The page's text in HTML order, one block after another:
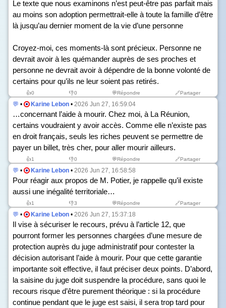
Le texte que nous examinons n’est peut-être pas parfait mais
au moins son adoption permettrait-elle à toute la famille d’être
là jusqu’au dernier moment de la vie d’une personne
Croyez-moi, ces moments-là sont précieux. Personne ne
devrait avoir à les quémander auprès de ses proches et
personne ne devrait avoir à dépendre de la bonne volonté de
certains pour qu’ils ne leur soient pas retirés.
👍0 👎0 💬Répondre 🔗Partager
💬 • Karine Lebon • 2026 Jun 27, 16:59:04
…concernant l’aide à mourir. Chez moi, à La Réunion,
certains voudraient y avoir accès. Comme elle n’existe pas
en droit français, seuls les riches peuvent se permettre de
payer un billet, très cher, pour aller mourir ailleurs.
👍1 👎0 💬Répondre 🔗Partager
💬 • Karine Lebon • 2026 Jun 27, 16:58:58
Pour réagir aux propos de M. Potier, je rappelle qu’il existe
aussi une inégalité territoriale…
👍1 👎3 💬Répondre 🔗Partager
💬 • Karine Lebon • 2026 Jun 27, 15:37:18
Il vise à sécuriser le recours, prévu à l’article 12, que
pourront former les personnes chargées d’une mesure de
protection auprès du juge administratif pour contester la
décision autorisant l’aide à mourir. Pour que cette garantie
importante soit effective, il faut préciser deux points. D’abord,
la saisine du juge doit suspendre la procédure, sans quoi le
recours risque d’être purement théorique : si la procédure
continue pendant que le juge est saisi, il sera trop tard pour